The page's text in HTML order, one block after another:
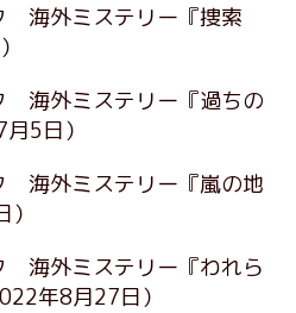
海外ミステリー『捜索
海外ミステリー『過ちの
5日）
海外ミステリー『嵐の地
海外ミステリー『われら
年8月27日）